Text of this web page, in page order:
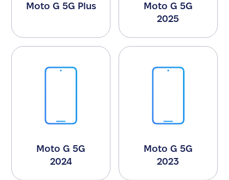
Moto G 5G Plus
Moto G 5G
2025
Moto G 5G
2024
Moto G 5G
2023